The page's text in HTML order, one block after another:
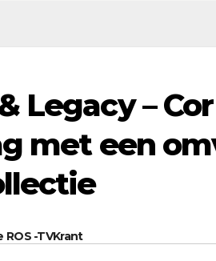
Legacy –
met een
ROS -TVKrant